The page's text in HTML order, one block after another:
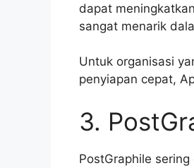
dapat
sangat menarik
Untuk organisasi
penyiapan cepat,
3.
PostGraphile